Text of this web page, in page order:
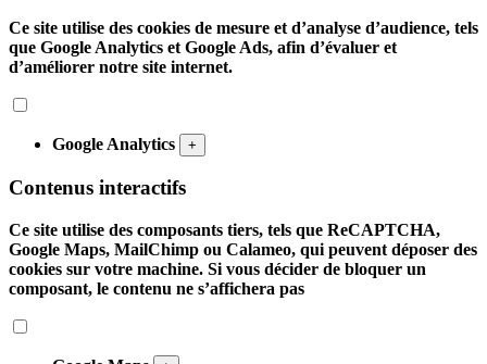
Ce site utilise des cookies de mesure et d’analyse d’audience, tels
que Google Analytics et Google Ads, afin d’évaluer et
d’améliorer notre site internet.
Google Analytics +
Contenus interactifs
Ce site utilise des composants tiers, tels que ReCAPTCHA,
Google Maps, MailChimp ou Calameo, qui peuvent déposer des
cookies sur votre machine. Si vous décider de bloquer un
composant, le contenu ne s’affichera pas